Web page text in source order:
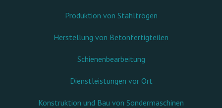
Produktion von Stahltrögen
Herstellung von Betonfertigteilen
Schienenbearbeitung
Dienstleistungen vor Ort
Konstruktion und Bau von Sondermaschinen